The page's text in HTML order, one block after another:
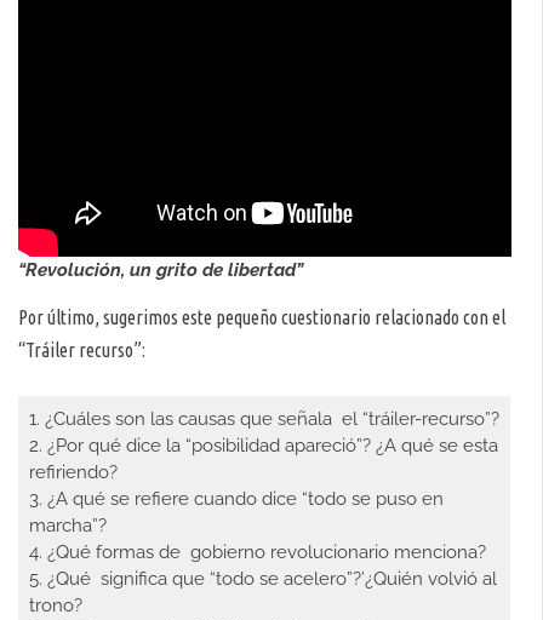
“Revolución, un grito de libertad”
Por último, sugerimos este pequeño cuestionario relacionado con el
“Tráiler recurso”:
1. ¿Cuáles son las causas que señala el “tráiler-recurso”?
2. ¿Por qué dice la “posibilidad apareció”? ¿A qué se esta
refiriendo?
3. ¿A qué se refiere cuando dice “todo se puso en
marcha”?
4. ¿Qué formas de gobierno revolucionario menciona?
5. ¿Qué significa que “todo se acelero”?’¿Quién volvió al
trono?